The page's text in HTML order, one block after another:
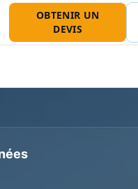
OBTENIR UN
DEVIS